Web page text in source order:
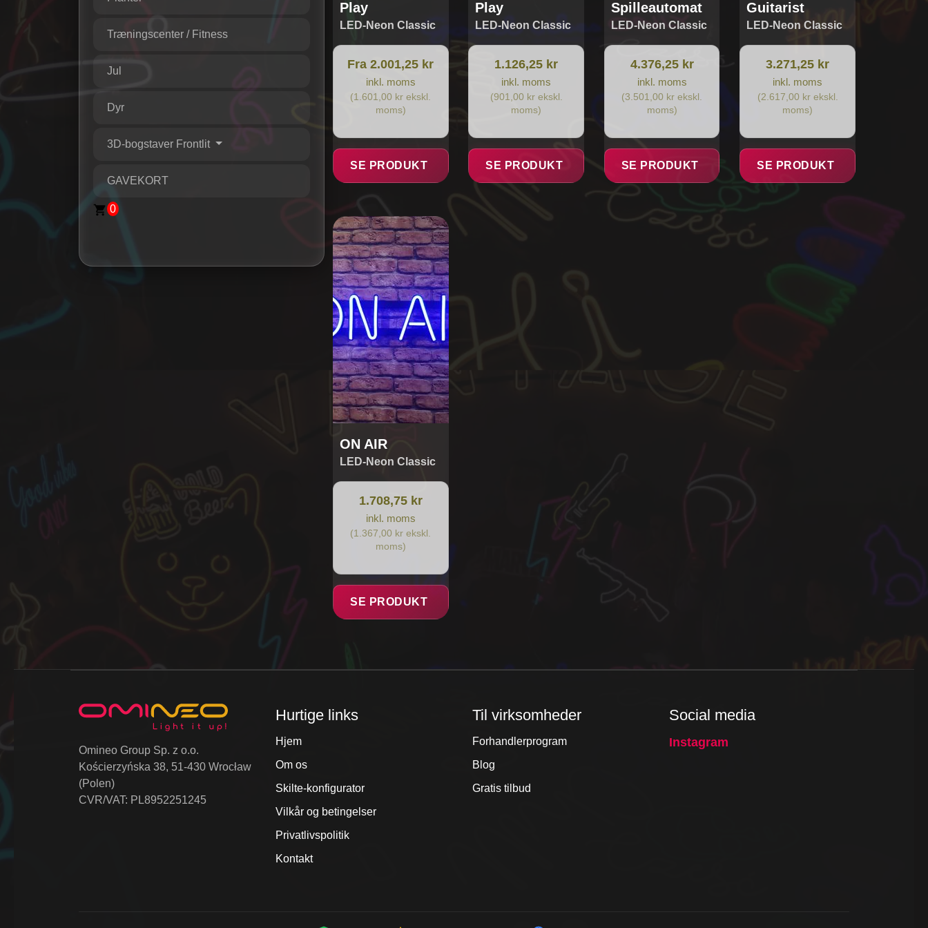
Træningscenter / Fitness
Jul
Dyr
3D-bogstaver Frontlit
GAVEKORT
0
Play
LED-Neon Classic
Fra 2.001,25 kr
inkl. moms
(1.601,00 kr ekskl.
moms)
SE PRODUKT
Play
LED-Neon Classic
1.126,25 kr
inkl. moms
(901,00 kr ekskl.
moms)
SE PRODUKT
Spilleautomat
LED-Neon Classic
4.376,25 kr
inkl. moms
(3.501,00 kr ekskl.
moms)
SE PRODUKT
Guitarist
LED-Neon Classic
3.271,25 kr
inkl. moms
(2.617,00 kr ekskl.
moms)
SE PRODUKT
ON AIR
LED-Neon Classic
1.708,75 kr
inkl. moms
(1.367,00 kr ekskl.
moms)
SE PRODUKT
Omineo Group Sp. z o.o.
Kościerzyńska 38, 51-430 Wrocław
(Polen)
CVR/VAT: PL8952251245
Hurtige links
Hjem
Om os
Skilte-konfigurator
Vilkår og betingelser
Privatlivspolitik
Kontakt
Til virksomheder
Forhandlerprogram
Blog
Gratis tilbud
Social media
Instagram